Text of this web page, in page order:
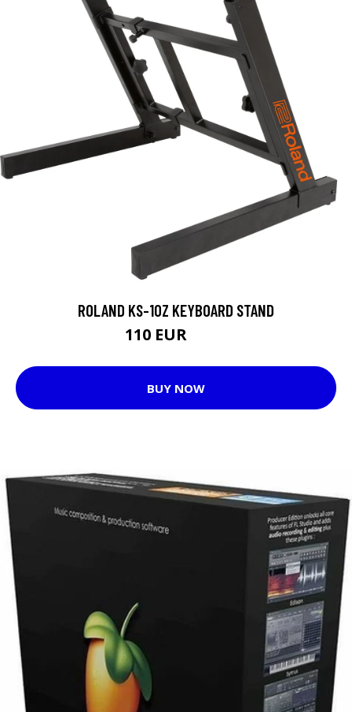
ROLAND KS-10Z KEYBOARD STAND
110 EUR
BUY NOW